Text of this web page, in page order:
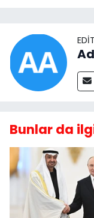
Bunlar da